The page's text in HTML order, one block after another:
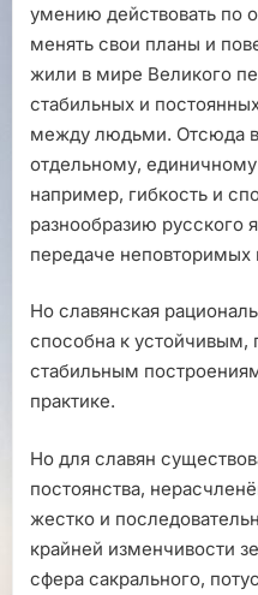
умению действовать по
менять свои планы и
жили в мире Великого
стабильных и
между людьми. Отсюда
отдельному,
например, гибкость и
разнообразию русского
передаче неповторимых
Но славянская
способна к устойчивым,
стабильным
практике.
Но для славян
постоянства,
жестко и
крайней изменчивости
сфера сакрального,